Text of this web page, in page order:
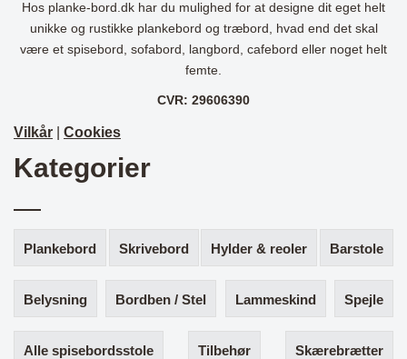
Hos planke-bord.dk har du mulighed for at designe dit eget helt
unikke og rustikke plankebord og træbord, hvad end det skal
være et spisebord, sofabord, langbord, cafebord eller noget helt
femte.
CVR: 29606390
Vilkår Cookies
Kategorier
Plankebord Skrivebord Hylder & reoler Barstole
Belysning Bordben / Stel Lammeskind Spejle
Alle spisebordsstole Tilbehør Skærebrætter